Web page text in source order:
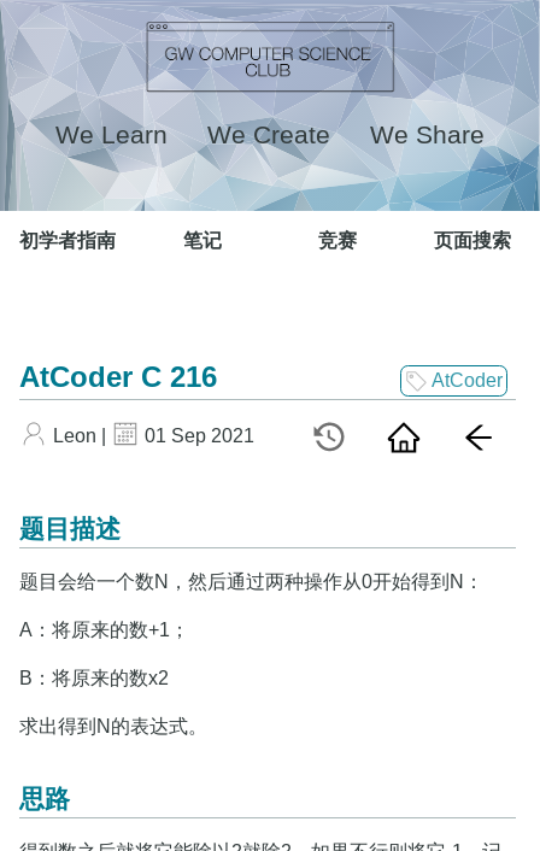
We Learn We Create We Share
初学者指南 笔记 竞赛 页面搜索
AtCoder C 216 AtCoder
Leon | 01 Sep 2021
题目描述
题目会给一个数N，然后通过两种操作从0开始得到N：
A：将原来的数+1；
B：将原来的数x2
求出得到N的表达式。
思路